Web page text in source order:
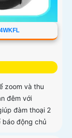
zoom và thu
đêm với
đàm thoại 2
báo động chủ